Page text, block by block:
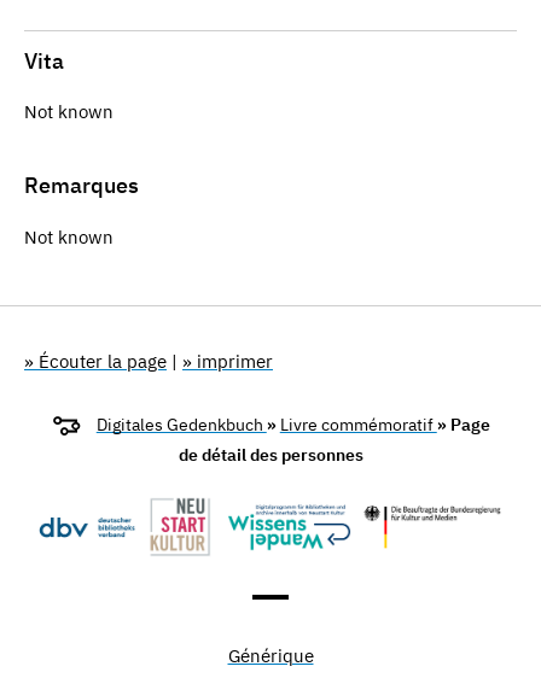
Vita
Not known
Remarques
Not known
» Écouter la page | » imprimer
Digitales Gedenkbuch » Livre commémoratif » Page
de détail des personnes
Générique